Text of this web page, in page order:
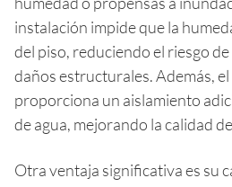
instalación impide que la
del piso, reduciendo el riesgo
daños estructurales. Además,
proporciona un aislamiento
de agua, mejorando la calidad
Otra ventaja significativa es su